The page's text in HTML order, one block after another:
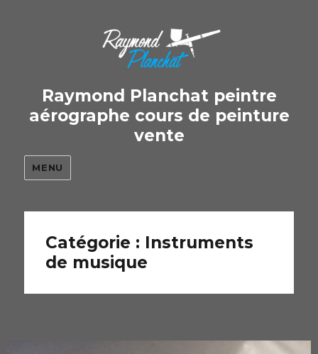
Raymond Planchat peintre
aérographe cours de peinture
vente
MENU
Catégorie : Instruments
de musique